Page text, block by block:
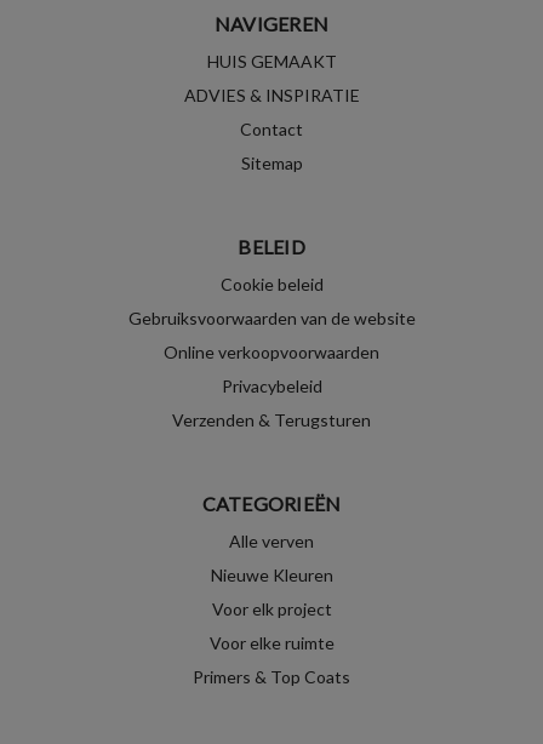
NAVIGEREN
HUIS GEMAAKT
ADVIES & INSPIRATIE
Contact
Sitemap
BELEID
Cookie beleid
Gebruiksvoorwaarden van de website
Online verkoopvoorwaarden
Privacybeleid
Verzenden & Terugsturen
CATEGORIEËN
Alle verven
Nieuwe Kleuren
Voor elk project
Voor elke ruimte
Primers & Top Coats